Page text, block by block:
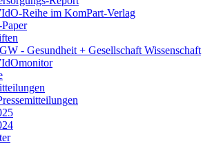
Reihe im KomPart-Verlag
- Gesundheit + Gesellschaft Wissenschaft